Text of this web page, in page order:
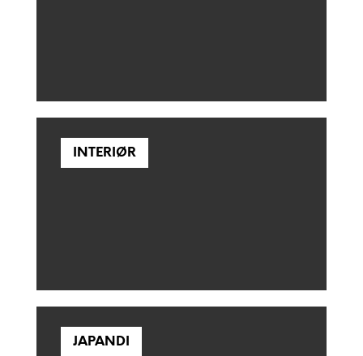
INTERIØR
JAPANDI